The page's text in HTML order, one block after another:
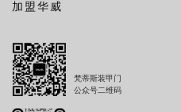
加盟华威
梵蒂斯装甲门
公众号二维码